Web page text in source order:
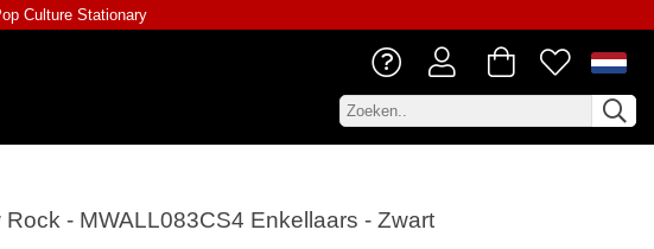
Culture Stationary
Rock - MWALL083CS4 Enkellaars - Zwart